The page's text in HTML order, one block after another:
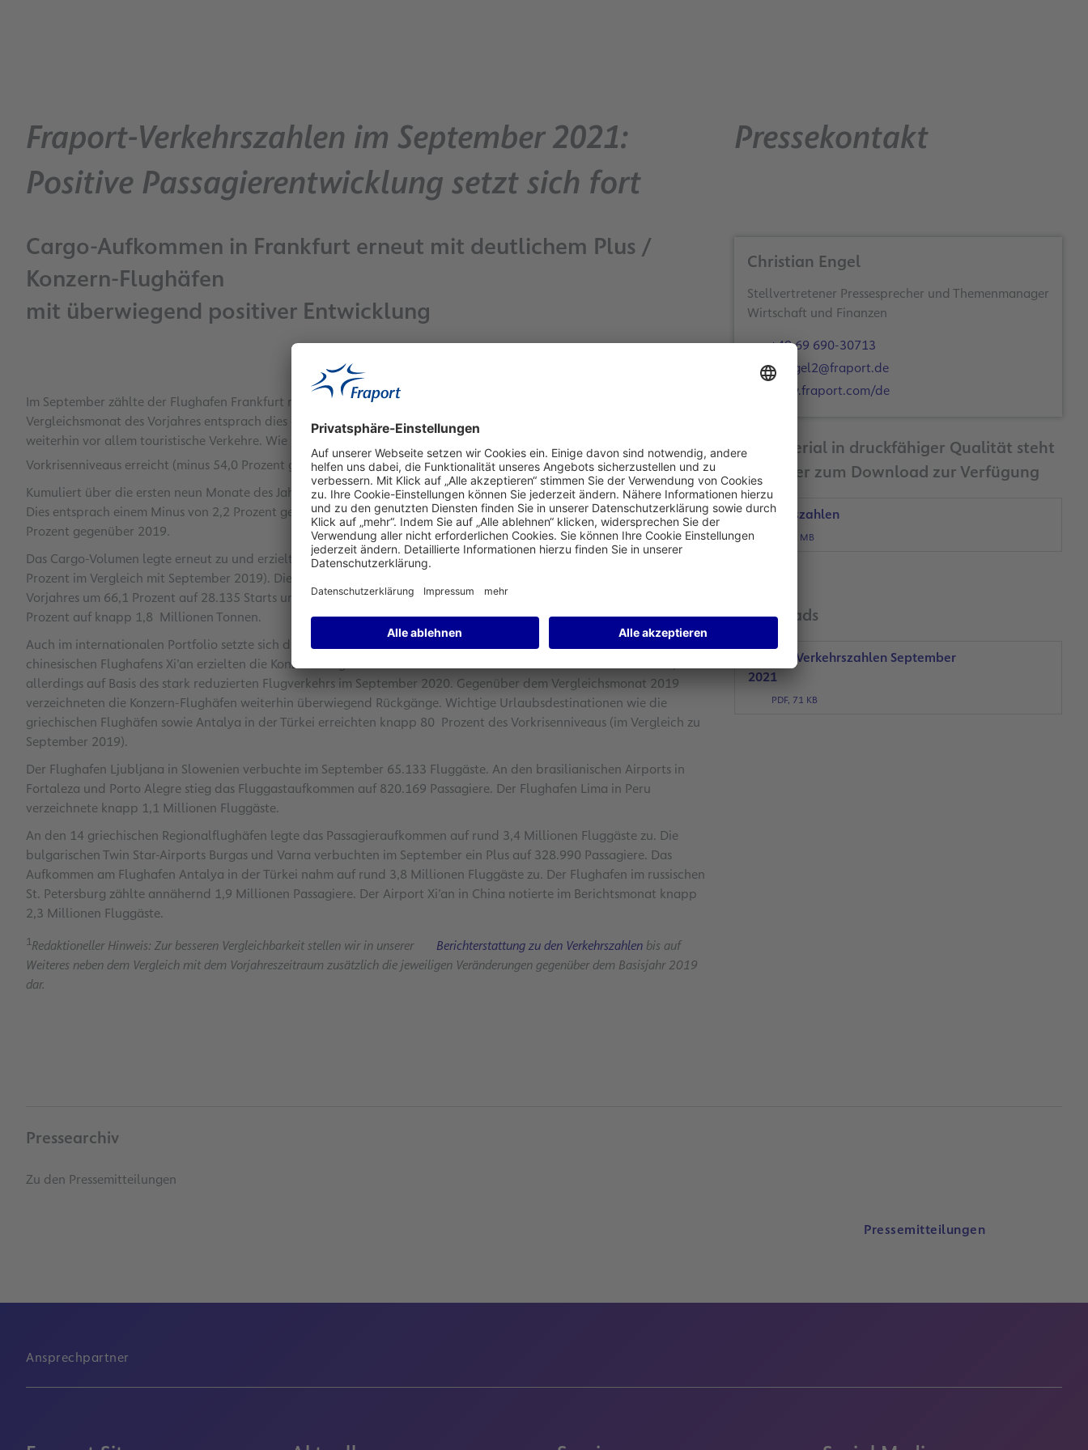
Fraport-Verkehrszahlen im September 2021:
Positive Passagierentwicklung setzt sich fort
Cargo-Aufkommen in Frankfurt erneut mit deutlichem Plus /
Konzern-Flughäfen
mit überwiegend positiver Entwicklung
Im September zählte der Flughafen Frankfurt rund 3,1 Millionen Fluggäste. Gegenüber dem sehr schwachen
Vergleichsmonat des Vorjahres entsprach dies einem Plus von 169,1 Prozent. Grund für die positive Entwicklung waren
weiterhin vor allem touristische Verkehre. Wie bereits im Monat August wurde annähernd die Hälfte des
Vorkrisenniveaus erreicht (minus 54,0 Prozent gegenüber September 2019).1
Kumuliert über die ersten neun Monate des Jahres lag das Fluggastaufkommen bei rund 15,8 Millionen Passagieren.
Dies entsprach einem Minus von 2,2 Prozent gegenüber dem Vergleichszeitraum 2020 bzw. einem Rückgang von 70,8
Prozent gegenüber 2019.
Das Cargo-Volumen legte erneut zu und erzielte ein deutliches Plus von 13,4 Prozent auf 188.177 Tonnen (plus 7,7
Prozent im Vergleich mit September 2019). Die Zahl der Flugbewegungen stieg gegenüber dem Vergleichsmonat des
Vorjahres um 66,1 Prozent auf 28.135 Starts und Landungen. Die Summe der Höchststartgewichte wuchs um 61,5
Prozent auf knapp 1,8 Millionen Tonnen.
Auch im internationalen Portfolio setzte sich die positive Entwicklung der Passagierzahlen fort. Mit Ausnahme des
chinesischen Flughafens Xi’an erzielten die Konzern-Flughäfen deutliche Zuwächse von teils über hundert Prozent,
allerdings auf Basis des stark reduzierten Flugverkehrs im September 2020. Gegenüber dem Vergleichsmonat 2019
verzeichneten die Konzern-Flughäfen weiterhin überwiegend Rückgänge. Wichtige Urlaubsdestinationen wie die
griechischen Flughäfen sowie Antalya in der Türkei erreichten knapp 80 Prozent des Vorkrisenniveaus (im Vergleich zu
September 2019).
Der Flughafen Ljubljana in Slowenien verbuchte im September 65.133 Fluggäste. An den brasilianischen Airports in
Fortaleza und Porto Alegre stieg das Fluggastaufkommen auf 820.169 Passagiere. Der Flughafen Lima in Peru
verzeichnete knapp 1,1 Millionen Fluggäste.
An den 14 griechischen Regionalflughäfen legte das Passagieraufkommen auf rund 3,4 Millionen Fluggäste zu. Die
bulgarischen Twin Star-Airports Burgas und Varna verbuchten im September ein Plus auf 328.990 Passagiere. Das
Aufkommen am Flughafen Antalya in der Türkei nahm auf rund 3,8 Millionen Fluggäste zu. Der Flughafen im russischen
St. Petersburg zählte annähernd 1,9 Millionen Passagiere. Der Airport Xi’an in China notierte im Berichtsmonat knapp
2,3 Millionen Fluggäste.
1Redaktioneller Hinweis: Zur besseren Vergleichbarkeit stellen wir in unserer Berichterstattung zu den Verkehrszahlen bis auf
Weiteres neben dem Vergleich mit dem Vorjahreszeitraum zusätzlich die jeweiligen Veränderungen gegenüber dem Basisjahr 2019
dar.
Pressekontakt
Christian Engel
Stellvertretener Pressesprecher und Themenmanager
Wirtschaft und Finanzen
+49 69 690-30713
c.engel2@fraport.de
www.fraport.com/de
Bildmaterial in druckfähiger Qualität steht
Ihnen hier zum Download zur Verfügung
Verkehrszahlen
JPG, 1 MB
Downloads
Fraport-Verkehrszahlen September
2021
PDF, 71 KB
Pressearchiv
Zu den Pressemitteilungen
Pressemitteilungen
Ansprechpartner